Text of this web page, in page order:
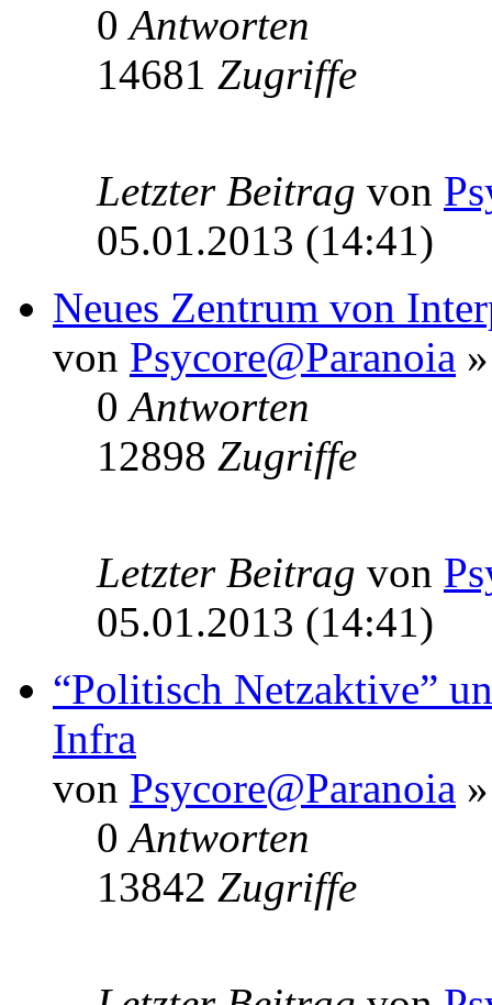
0Antworten
14681 Zugriffe
Letzter Beitrag von
05.01.2013 (14:41)
Neues Zentrum von
von Psycore@Paranoia
0Antworten
12898 Zugriffe
Letzter Beitrag von
05.01.2013 (14:41)
“Politisch Netzaktive”
Infra
von Psycore@Paranoia
0Antworten
13842 Zugriffe